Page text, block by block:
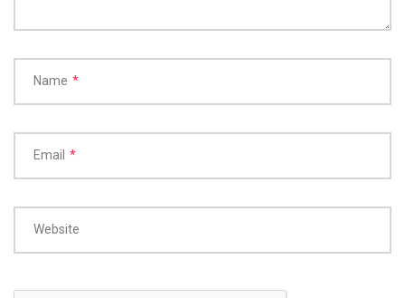
Name *
Email *
Website